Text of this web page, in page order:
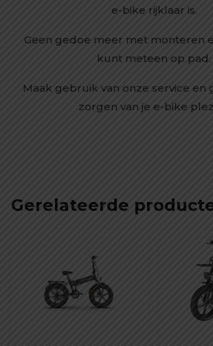
e-bike rijklaar is.
Geen gedoe meer met monteren
kunt meteen op pad.
Maak gebruik van onze service en
zorgen van je e-bike
Gerelateerde